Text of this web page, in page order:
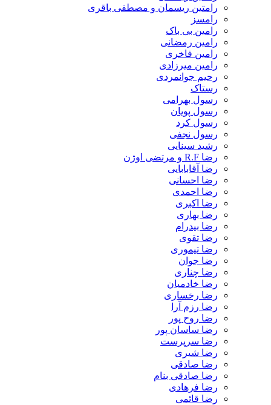
رامتین ریسمان و مصطفی باقری
رامسز
رامین بی باک
رامین رمضانی
رامین فاخری
رامین میرزادی
رحیم جوانمردی
رستاک
رسول بهرامی
رسول پویان
رسول کرد
رسول نجفی
رشید سینایی
رضا R.F و مرتضی اوژن
رضا آقابابایی
رضا احسانی
رضا احمدی
رضا اکبری
رضا بهاری
رضا بیدرام
رضا تقوی
رضا تیموری
رضا جوان
رضا چناری
رضا خادمیان
رضا رخساری
رضا رزم آرا
رضا روح پور
رضا ساسان پور
رضا سرپرست
رضا شیری
رضا صادقی
رضا صادقی بنام
رضا فرهادی
رضا قائمی